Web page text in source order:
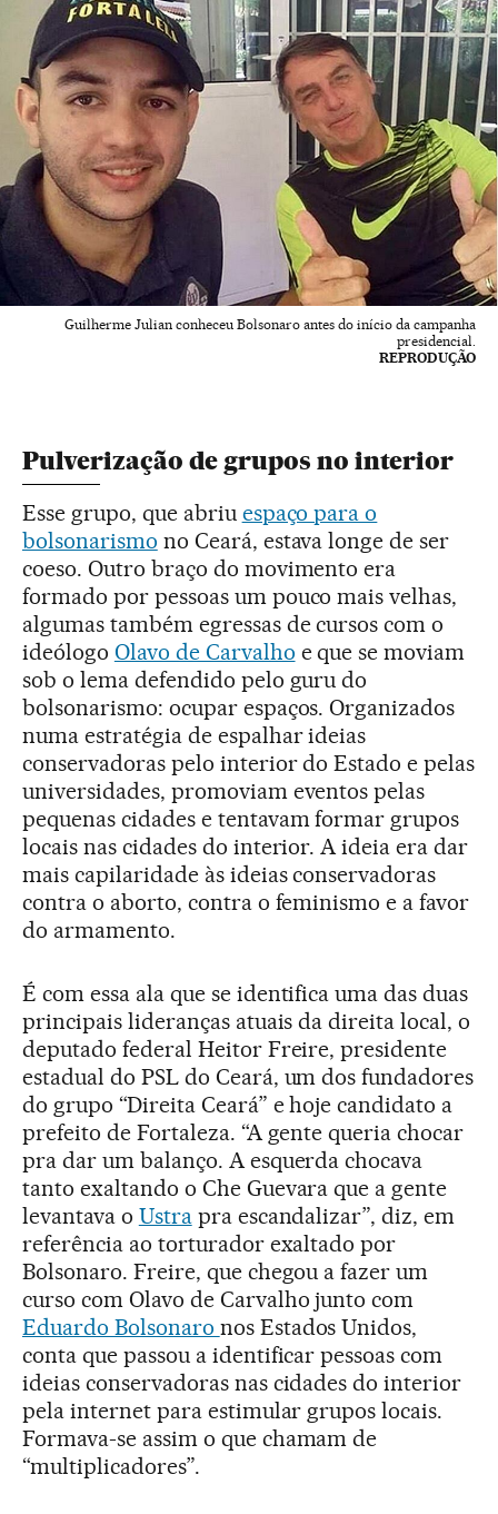
Guilherme Julian conheceu Bolsonaro antes do início da campanha
presidencial.
REPRODUÇÃO
Pulverização de grupos no interior
Esse grupo, que abriu espaço para o
bolsonarismo no Ceará, estava longe de ser
coeso. Outro braço do movimento era
formado por pessoas um pouco mais velhas,
algumas também egressas de cursos com o
ideólogo Olavo de Carvalho e que se moviam
sob o lema defendido pelo guru do
bolsonarismo: ocupar espaços. Organizados
numa estratégia de espalhar ideias
conservadoras pelo interior do Estado e pelas
universidades, promoviam eventos pelas
pequenas cidades e tentavam formar grupos
locais nas cidades do interior. A ideia era dar
mais capilaridade às ideias conservadoras
contra o aborto, contra o feminismo e a favor
do armamento.
É com essa ala que se identifica uma das duas
principais lideranças atuais da direita local, o
deputado federal Heitor Freire, presidente
estadual do PSL do Ceará, um dos fundadores
do grupo “Direita Ceará” e hoje candidato a
prefeito de Fortaleza. “A gente queria chocar
pra dar um balanço. A esquerda chocava
tanto exaltando o Che Guevara que a gente
levantava o Ustrapra escandalizar”, diz, em
referência ao torturador exaltado por
Bolsonaro. Freire, que chegou a fazer um
curso com Olavo de Carvalho junto com
Eduardo Bolsonaro nos Estados Unidos,
conta que passou a identificar pessoas com
ideias conservadoras nas cidades do interior
pela internet para estimular grupos locais.
Formava-se assim o que chamam de
“multiplicadores”.